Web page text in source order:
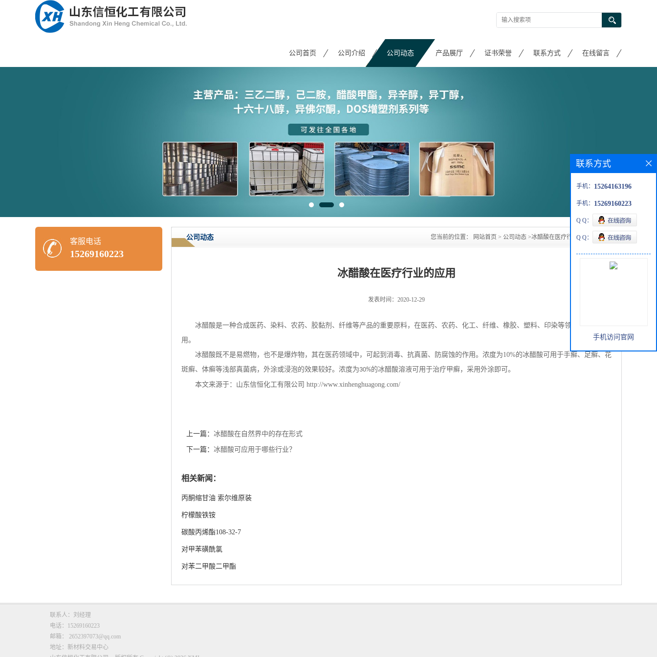
公司首页 公司介绍 公司动态 产品展厅 证书荣誉 联系方式 在线留言
客服电话
15269160223
公司动态 您当前的位置： 网站首页 > 公司动态 >冰醋酸在医疗行业的应用
冰醋酸在医疗行业的应用
发表时间：2020-12-29
冰醋酸是一种合成医药、染料、农药、胶黏剂、纤维等产品的重要原料，在医药、农药、化工、纤维、橡胶、塑料、印染等领域中广泛应
用。
冰醋酸既不是易燃物，也不是爆炸物，其在医药领域中，可起到消毒、抗真菌、防腐蚀的作用。浓度为10%的冰醋酸可用于手癣、足癣、花
斑癣、体癣等浅部真菌病，外涂或浸泡的效果较好。浓度为30%的冰醋酸溶液可用于治疗甲癣，采用外涂即可。
本文来源于：山东信恒化工有限公司 http://www.xinhenghuagong.com/
上一篇： 冰醋酸在自然界中的存在形式
下一篇： 冰醋酸可应用于哪些行业？
相关新闻：
丙酮缩甘油 索尔维原装
柠檬酸铁铵
碳酸丙烯酯108-32-7
对甲苯磺酰氯
对苯二甲酸二甲酯
联系方式
手机： 15264163196
手机： 15269160223
Q Q：
Q Q：
手机访问官网
联系人：刘经理
电话：15269160223
邮箱： 2652397073@qq.com
地址：新材料交易中心